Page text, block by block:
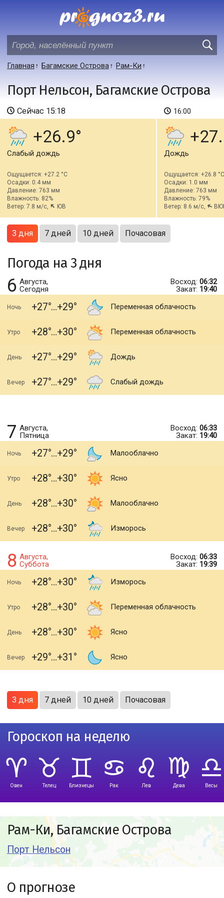
Главная Багамские Острова Рам-Ки
Порт Нельсон, Багамские Острова
Сейчас 15:18
+26.9
Слабый дождь
Ощущается: +27.2 °C
Осадки: 0.4 мм
Давление: 763 мм
Влажность: 82%
Ветер: 7.8 м/с,
ЮВ
16:00
Дождь
Ощущается: +26.8 °C
Осадки: 1.0 мм
Давление: 763 мм
Влажность: 79%
Ветер: 8.6 м/с,
3 дня 7 дней 10 дней Почасовая
Погода на 3 дня
6 Августа,
Сегодня
Восход: 06:32
Закат: 19:40
Ночь +27 +29 Переменная облачность
Утро +28 +30 Переменная облачность
День +27 +29 Дождь
Вечер +27 +29 Слабый дождь
7 Августа,
Пятница
Восход: 06:33
Закат: 19:40
Ночь +27 +29 Малооблачно
Утро +28 +30 Ясно
День +28 +30 Малооблачно
Вечер +28 +30 Изморось
8 Августа,
Суббота
Восход: 06:33
Закат: 19:39
Ночь +28 +30 Изморось
Утро +28 +30 Переменная облачность
День +28 +30 Ясно
Вечер +29 +31 Ясно
3 дня 7 дней 10 дней Почасовая
Гороскоп на неделю
Овен Телец Близнецы Рак Лев Дева Весы
Рам-Ки, Багамские Острова
Порт Нельсон
О прогнозе